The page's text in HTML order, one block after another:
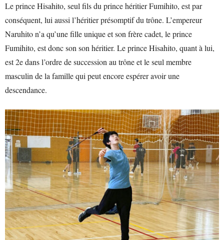
Le prince Hisahito, seul fils du prince héritier Fumihito, est par
conséquent, lui aussi l’héritier présomptif du trône. L’empereur
Naruhito n’a qu’une fille unique et son frère cadet, le prince
Fumihito, est donc son son héritier. Le prince Hisahito, quant à lui,
est 2e dans l’ordre de succession au trône et le seul membre
masculin de la famille qui peut encore espérer avoir une
descendance.